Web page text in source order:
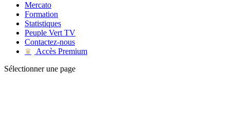
Mercato
Formation
Statistiques
Peuple Vert TV
Contactez-nous
♛
Accès Premium
Sélectionner une page